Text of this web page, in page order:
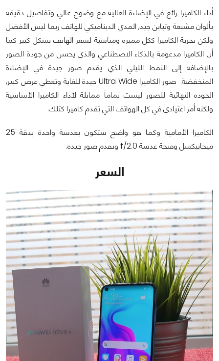
أداء الكاميرا رائع في الإضاءة العالية مع وضوح عالي وتفاصيل دقيقة
بألوان مشبعة وتباين جيد, المدي الديناميكي للهاتف ربما ليس الأفضل
ولكن تجربة الكاميرا ككل مميزة ومناسبة لسعر الهاتف بشكل كبير كما
أن الكاميرا مدعومة بالذكاء الاصطناعي والذي يحسن من جودة الصور
بالإضافة إلى النمط الليلي الذي يقدم صور جيدة في الإضاءة
المنخفضة. صور الكاميرا Ultra Wide جيدة للغاية وتغطي عرض كبير,
الجودة النهائية للصور ليست تماماً مماثلة لأداء الكاميرا الأساسية
ولكنه أمر اعتيادي في كل الهواتف التي تقدم كاميرا كتلك.
الكاميرا الأمامية وكما هو واضح ستكون بعدسة واحدة بدقة 25
ميجابيكسل وفتحة عدسة f/2.0 وتقدم صور جيدة.
السعر